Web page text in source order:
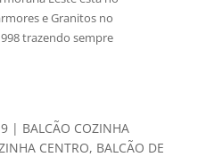
e Granitos no
trazendo sempre
| BALCÃO COZINHA
CENTRO, BALCÃO DE